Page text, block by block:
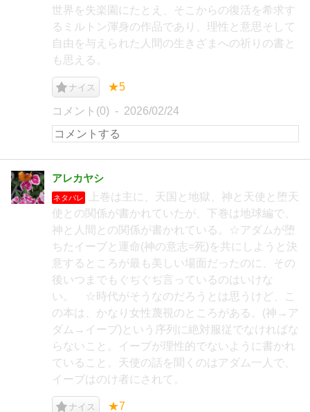
世界を失楽園にたとえ、そこからの復活を希求す
るミルトン渾身の作品であり、理性と意思そして
自由を与えられた人間の生きざまへの祈りの書と
も思える。
ナイス ★5
コメント(0) 2026/02/24
アレカヤシ
ネタバレ
上巻は主に、天国と地獄、神と天使と堕天
使との関係が書かれていたが、下巻は地球編で、
神と人間との関係が書かれている。☆アダムが堕
ちたイーブと運命(神の意志=死)を共にしようと決
意するところが最も美しい場面だったのに、その
後いつまでもぐぢぐぢ言っているのはいけな
い。 ☆時代がそうなのだろうとは思うけど、こ
の本は、かなり女性蔑視のところがある。(神→ア
ダム→イーブ)という序列に絶対服従でなければな
らないこと。イーブが理性的でないように書かれ
ていること。天使の話を聞くのはアダム一人で、
イーブはのけ者にされて。
ナイス ★7